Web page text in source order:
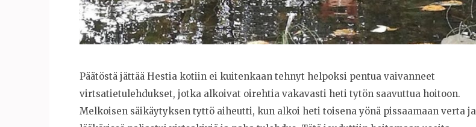
Päätöstä jättää Hestia kotiin ei kuitenkaan tehnyt helpoksi pentua vaivanneet
virtsatietulehdukset, jotka alkoivat oirehtia vakavasti heti tytön saavuttua hoitoon.
Melkoisen säikäytyksen tyttö aiheutti, kun alkoi heti toisena yönä pissaamaan verta ja